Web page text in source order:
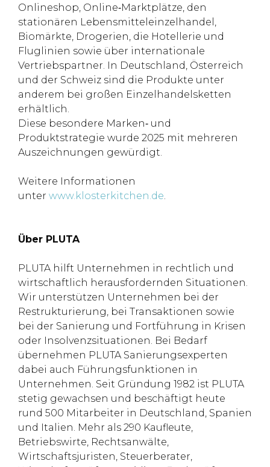
Onlineshop, Online‑Marktplätze, den
stationären Lebensmitteleinzelhandel,
Biomärkte, Drogerien, die Hotellerie und
Fluglinien sowie über internationale
Vertriebspartner. In Deutschland, Österreich
und der Schweiz sind die Produkte unter
anderem bei großen Einzelhandelsketten
erhältlich.
Diese besondere Marken‑ und
Produktstrategie wurde 2025 mit mehreren
Auszeichnungen gewürdigt.
Weitere Informationen
unter www.klosterkitchen.de.
Über PLUTA
PLUTA hilft Unternehmen in rechtlich und
wirtschaftlich herausfordernden Situationen.
Wir unterstützen Unternehmen bei der
Restrukturierung, bei Transaktionen sowie
bei der Sanierung und Fortführung in Krisen
oder Insolvenzsituationen. Bei Bedarf
übernehmen PLUTA Sanierungsexperten
dabei auch Führungsfunktionen in
Unternehmen. Seit Gründung 1982 ist PLUTA
stetig gewachsen und beschäftigt heute
rund 500 Mitarbeiter in Deutschland, Spanien
und Italien. Mehr als 290 Kaufleute,
Betriebswirte, Rechtsanwälte,
Wirtschaftsjuristen, Steuerberater,